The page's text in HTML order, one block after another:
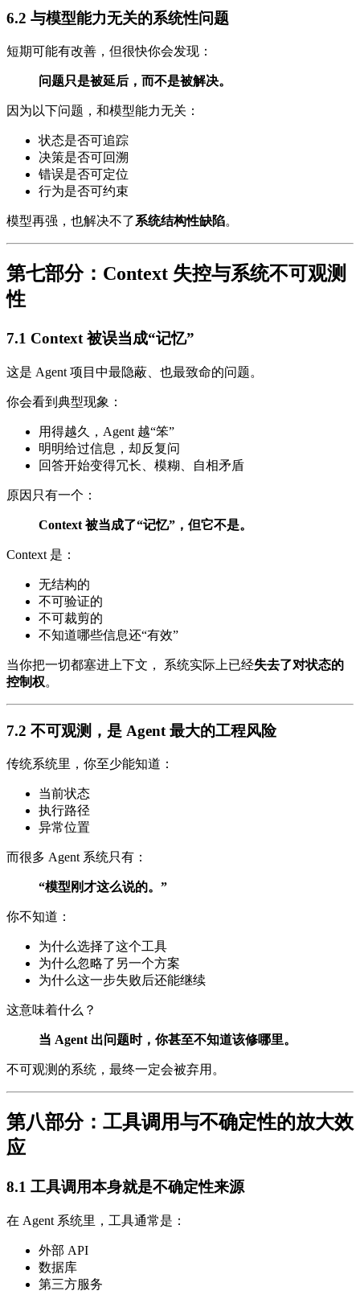
6.2 与模型能力无关的系统性问题
短期可能有改善，但很快你会发现：
问题只是被延后，而不是被解决。
因为以下问题，和模型能力无关：
状态是否可追踪
决策是否可回溯
错误是否可定位
行为是否可约束
模型再强，也解决不了系统结构性缺陷。
第七部分：Context 失控与系统不可观测
性
7.1 Context 被误当成“记忆”
这是 Agent 项目中最隐蔽、也最致命的问题。
你会看到典型现象：
用得越久，Agent 越“笨”
明明给过信息，却反复问
回答开始变得冗长、模糊、自相矛盾
原因只有一个：
Context 被当成了“记忆”，但它不是。
Context 是：
无结构的
不可验证的
不可裁剪的
不知道哪些信息还“有效”
当你把一切都塞进上下文， 系统实际上已经失去了对状态的
控制权。
7.2 不可观测，是 Agent 最大的工程风险
传统系统里，你至少能知道：
当前状态
执行路径
异常位置
而很多 Agent 系统只有：
“模型刚才这么说的。”
你不知道：
为什么选择了这个工具
为什么忽略了另一个方案
为什么这一步失败后还能继续
这意味着什么？
当 Agent 出问题时，你甚至不知道该修哪里。
不可观测的系统，最终一定会被弃用。
第八部分：工具调用与不确定性的放大效
应
8.1 工具调用本身就是不确定性来源
在 Agent 系统里，工具通常是：
外部 API
数据库
第三方服务